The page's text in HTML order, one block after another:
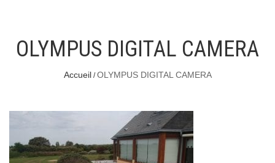
OLYMPUS DIGITAL CAMERA
Accueil OLYMPUS DIGITAL CAMERA